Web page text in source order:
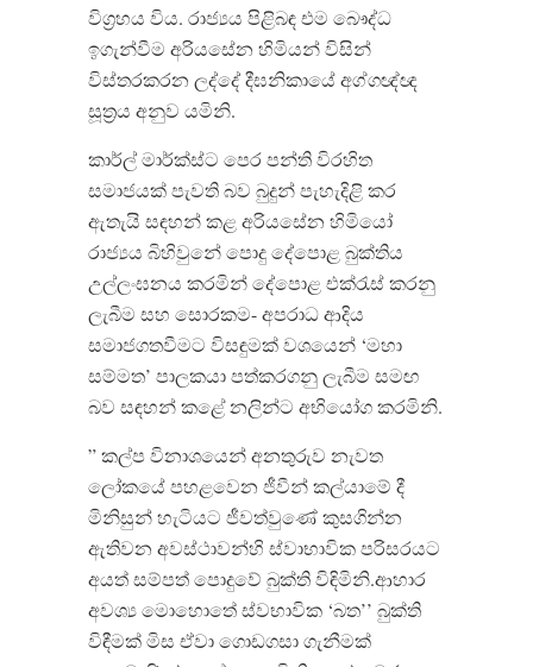
විග්‍රහය විය. රාජ්‍යය පිළිබඳ එම බෞද්ධ
ඉගැන්වීම අරියසේන හිමියන් විසින්
විස්තරකරන ලද්දේ දීඝනිකායේ අග්ගඥ්ඥ
සූත්‍රය අනුව යමිනි.
කාර්ල් මාර්ක්ස්ට පෙර පන්ති විරහිත
සමාජයක් පැවති බව බුදුන් පැහැදිළි කර
ඇතැයි සඳහන් කළ අරියසේන හිමියෝ
රාජ්‍යය බිහිවුනේ පොදු දේපොළ බුක්තිය
උල්ලංඝනය කරමින් දේපොළ එක්රැස් කරනු
ලැබීම සහ සොරකම- අපරාධ ආදිය
සමාජගතවීමට විසඳුමක් වශයෙන් ‘මහා
සම්මත’ පාලකයා පත්කරගනු ලැබීම සමඟ
බව සඳහන් කළේ නලින්ට අභියෝග කරමිනි.
” කල්ප විනාශයෙන් අනතුරුව නැවත
ලෝකයේ පහළවෙන ජීවීන් කල්යාමේ දී
මිනිසුන් හැටියට ජීවත්වුණේ කුසගින්න
ඇතිවන අවස්ථාවන්හි ස්වාභාවික පරිසරයට
අයත් සම්පත් පොදුවේ බුක්ති විඳිමිනි.ආහාර
අවශ්‍ය මොහොතේ ස්වභාවික ‘බත’’ බුක්ති
විඳීමක් මිස ඒවා ගොඩගසා ගැනීමක්